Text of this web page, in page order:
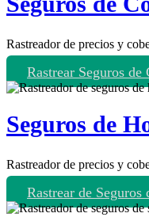
Rastreador de precios y
Rastrear Seguros de
Seguros de
Rastreador de precios y
Rastrear de Seguros